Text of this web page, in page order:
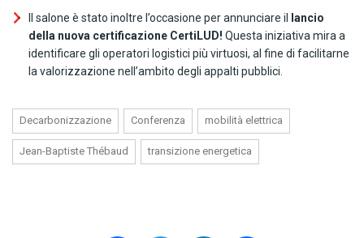
Il salone è stato inoltre l’occasione per annunciare il
lancio
della nuova certificazione CertiLUD! Questa iniziativa mira a
identificare gli operatori logistici più virtuosi, al fine di facilitarne
la valorizzazione nell’ambito degli appalti pubblici.
Decarbonizzazione Conferenza mobilità elettrica
Jean-Baptiste Thébaud transizione energetica